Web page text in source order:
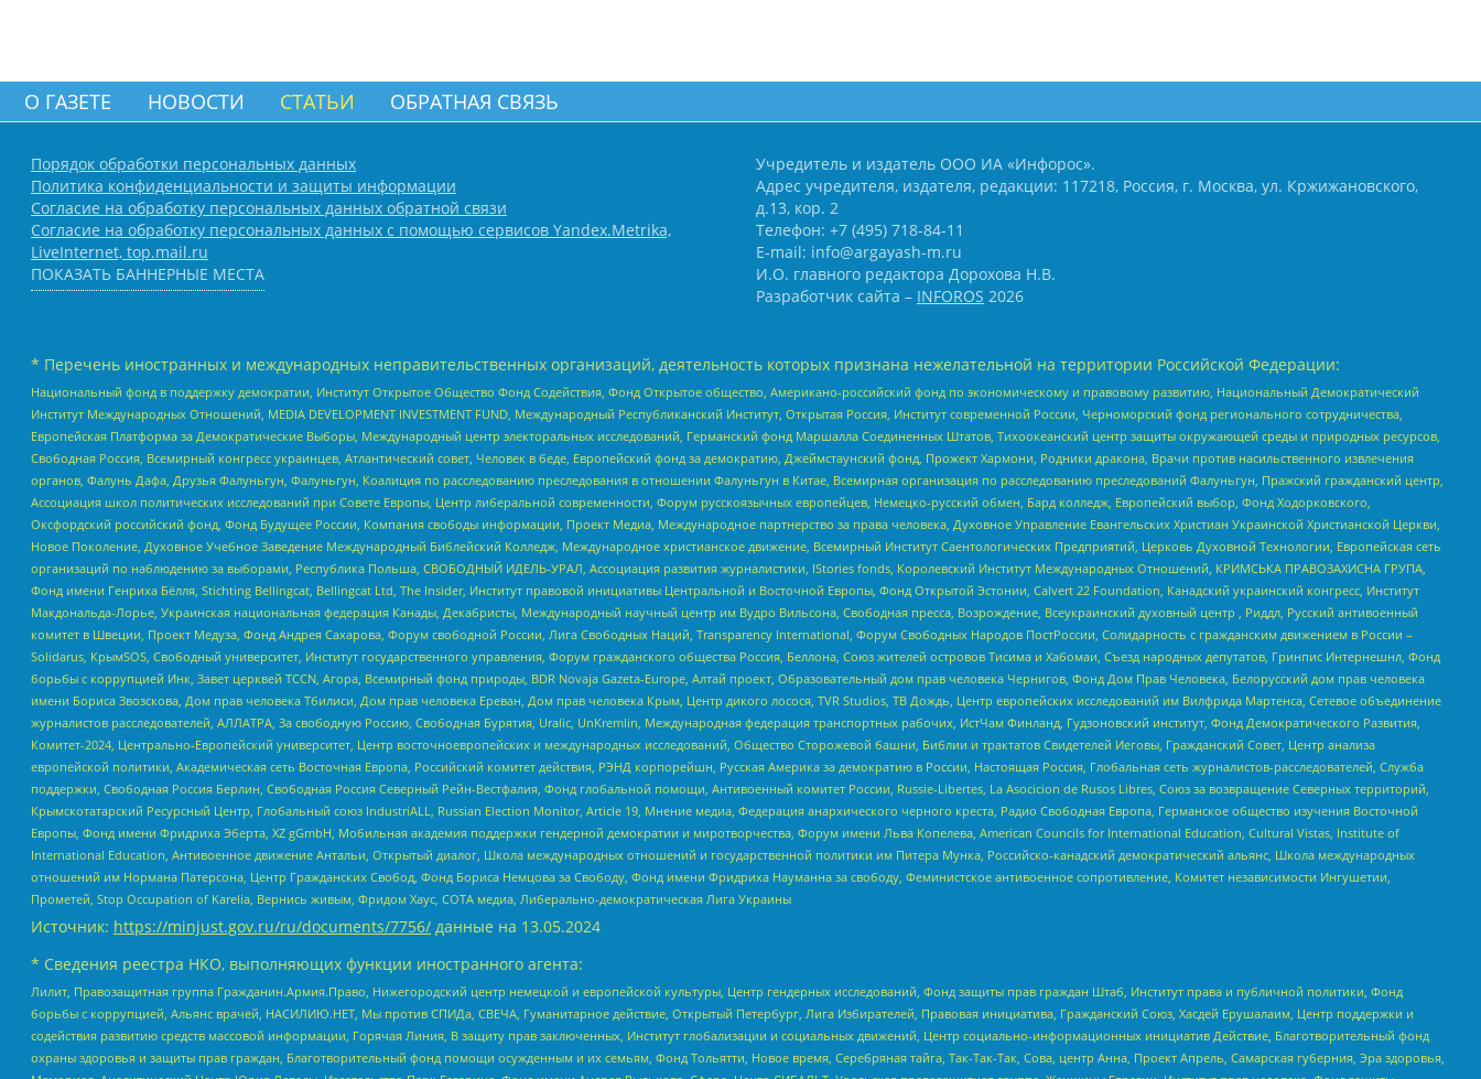
О ГАЗЕТЕ НОВОСТИ СТАТЬИ ОБРАТНАЯ СВЯЗЬ
Порядок обработки персональных данных
Политика конфиденциальности и защиты информации
Согласие на обработку персональных данных обратной связи
Согласие на обработку персональных данных с помощью сервисов Yandex.Metrika,
LiveInternet, top.mail.ru
ПОКАЗАТЬ БАННЕРНЫЕ МЕСТА
Учредитель и издатель ООО ИА «Инфорос».
Адрес учредителя, издателя, редакции: 117218, Россия, г. Москва, ул. Кржижановского,
д.13, кор. 2
Телефон: +7 (495) 718-84-11
E-mail: info@argayash-m.ru
И.О. главного редактора Дорохова Н.В.
Разработчик сайта – INFOROS 2026
* Перечень иностранных и международных неправительственных организаций, деятельность которых признана нежелательной на территории Российской Федерации:
Национальный фонд в поддержку демократии, Институт Открытое Общество Фонд Содействия, Фонд Открытое общество, Американо-российский фонд по экономическому и правовому развитию, Национальный Демократический
Институт Международных Отношений, MEDIA DEVELOPMENT INVESTMENT FUND, Международный Республиканский Институт, Открытая Россия, Институт современной России, Черноморский фонд регионального сотрудничества,
Европейская Платформа за Демократические Выборы, Международный центр электоральных исследований, Германский фонд Маршалла Соединенных Штатов, Тихоокеанский центр защиты окружающей среды и природных ресурсов,
Свободная Россия, Всемирный конгресс украинцев, Атлантический совет, Человек в беде, Европейский фонд за демократию, Джеймстаунский фонд, Прожект Хармони, Родники дракона, Врачи против насильственного извлечения
органов, Фалунь Дафа, Друзья Фалуньгун, Фалуньгун, Коалиция по расследованию преследования в отношении Фалуньгун в Китае, Всемирная организация по расследованию преследований Фалуньгун, Пражский гражданский центр,
Ассоциация школ политических исследований при Совете Европы, Центр либеральной современности, Форум русскоязычных европейцев, Немецко-русский обмен, Бард колледж, Европейский выбор, Фонд Ходорковского,
Оксфордский российский фонд, Фонд Будущее России, Компания свободы информации, Проект Медиа, Международное партнерство за права человека, Духовное Управление Евангельских Христиан Украинской Христианской Церкви,
Новое Поколение, Духовное Учебное Заведение Международный Библейский Колледж, Международное христианское движение, Всемирный Институт Саентологических Предприятий, Церковь Духовной Технологии, Европейская сеть
организаций по наблюдению за выборами, Республика Польша, СВОБОДНЫЙ ИДЕЛЬ-УРАЛ, Ассоциация развития журналистики, IStories fonds, Королевский Институт Международных Отношений, КРИМСЬКА ПРАВОЗАХИСНА ГРУПА,
Фонд имени Генриха Бёлля, Stichting Bellingcat, Bellingcat Ltd, The Insider, Институт правовой инициативы Центральной и Восточной Европы, Фонд Открытой Эстонии, Calvert 22 Foundation, Канадский украинский конгресс, Институт
Макдональда-Лорье, Украинская национальная федерация Канады, Декабристы, Международный научный центр им Вудро Вильсона, Свободная пресса, Возрождение, Всеукраинский духовный центр , Риддл, Русский антивоенный
комитет в Швеции, Проект Медуза, Фонд Андрея Сахарова, Форум свободной России, Лига Свободных Наций, Transparеncy International, Форум Свободных Народов ПостРоссии, Солидарность с гражданским движением в России –
Solidarus, КрымSOS, Свободный университет, Институт государственного управления, Форум гражданского общества Россия, Беллона, Союз жителей островов Тисима и Хабомаи, Съезд народных депутатов, Гринпис Интернешнл, Фонд
борьбы с коррупцией Инк, Завет церквей TCCN, Агора, Всемирный фонд природы, BDR Novaja Gazeta-Europe, Алтай проект, Образовательный дом прав человека Чернигов, Фонд Дом Прав Человека, Белорусский дом прав человека
имени Бориса Звозскова, Дом прав человека Тбилиси, Дом прав человека Ереван, Дом прав человека Крым, Центр дикого лосося, TVR Studios, ТВ Дождь, Центр европейских исследований им Вилфрида Мартенса, Сетевое объединение
журналистов расследователей, АЛЛАТРА, За свободную Россию, Свободная Бурятия, Uralic, UnKremlin, Международная федерация транспортных рабочих, ИстЧам Финланд, Гудзоновский институт, Фонд Демократического Развития,
Комитет-2024, Центрально-Европейский университет, Центр восточноевропейских и международных исследований, Общество Сторожевой башни, Библии и трактатов Свидетелей Иеговы, Гражданский Совет, Центр анализа
европейской политики, Академическая сеть Восточная Европа, Российский комитет действия, РЭНД корпорейшн, Русская Америка за демократию в России, Настоящая Россия, Глобальная сеть журналистов-расследователей, Служба
поддержки, Свободная Россия Берлин, Свободная Россия Северный Рейн-Вестфалия, Фонд глобальной помощи, Антивоенный комитет России, Russie-Libertes, La Asocicion de Rusos Libres, Союз за возвращение Северных территорий,
Крымскотатарский Ресурсный Центр, Глобальный союз IndustriALL, Russian Election Monitor, Article 19, Мнение медиа, Федерация анархического черного креста, Радио Свободная Европа, Германское общество изучения Восточной
Европы, Фонд имени Фридриха Эберта, XZ gGmbH, Мобильная академия поддержки гендерной демократии и миротворчества, Форум имени Льва Копелева, American Councils for International Education, Cultural Vistas, Institute of
International Education, Антивоенное движение Антальи, Открытый диалог, Школа международных отношений и государственной политики им Питера Мунка, Российско-канадский демократический альянс, Школа международных
отношений им Нормана Патерсона, Центр Гражданских Свобод, Фонд Бориса Немцова за Свободу, Фонд имени Фридриха Науманна за свободу, Феминистское антивоенное сопротивление, Комитет независимости Ингушетии,
Прометей, Stop Occupation of Karelia, Вернись живым, Фридом Хаус, СОТА медиа, Либерально-демократическая Лига Украины
Источник: https://minjust.gov.ru/ru/documents/7756/ данные на 13.05.2024
* Сведения реестра НКО, выполняющих функции иностранного агента:
Лилит, Правозащитная группа Гражданин.Армия.Право, Нижегородский центр немецкой и европейской культуры, Центр гендерных исследований, Фонд защиты прав граждан Штаб, Институт права и публичной политики, Фонд
борьбы с коррупцией, Альянс врачей, НАСИЛИЮ.НЕТ, Мы против СПИДа, СВЕЧА, Гуманитарное действие, Открытый Петербург, Лига Избирателей, Правовая инициатива, Гражданский Союз, Хасдей Ерушалаим, Центр поддержки и
содействия развитию средств массовой информации, Горячая Линия, В защиту прав заключенных, Институт глобализации и социальных движений, Центр социально-информационных инициатив Действие, Благотворительный фонд
охраны здоровья и защиты прав граждан, Благотворительный фонд помощи осужденным и их семьям, Фонд Тольятти, Новое время, Серебряная тайга, Так-Так-Так, Сова, центр Анна, Проект Апрель, Самарская губерния, Эра здоровья,